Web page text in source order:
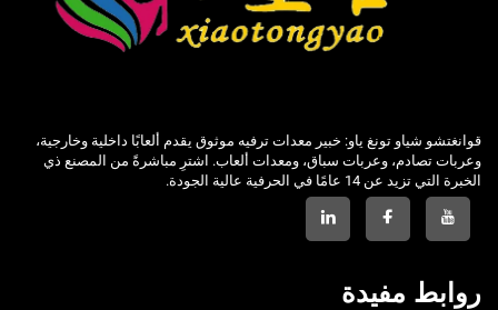
قوانغتشو شياو تونغ ياو: خبير معدات ترفيه موثوق يقدم ألعابًا داخلية وخارجية،
وعربات تصادم، وعربات سباق، ومعدات ألعاب. اشترِ مباشرةً من المصنع ذي
الخبرة التي تزيد عن 14 عامًا في الحرفية عالية الجودة.
روابط مفيدة